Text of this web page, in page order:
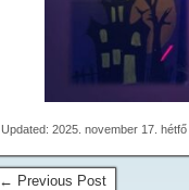
Updated: 2025. november 17.
← Previous Post